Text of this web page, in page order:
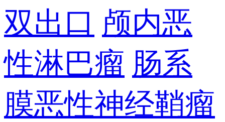
双出口 颅内恶
性淋巴瘤 肠系
膜恶性神经鞘瘤